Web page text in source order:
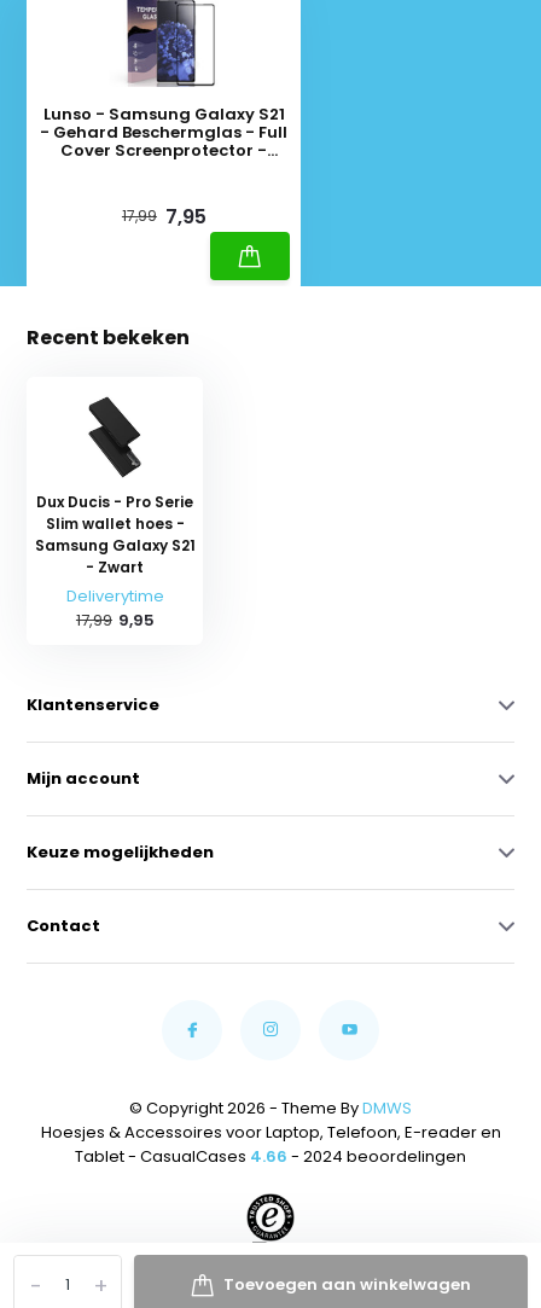
+
- Toevoegen aan winkelwagen
Lunso - Samsung Galaxy S21
- Gehard Beschermglas - Full
Cover Screenprotector -
17,99 7,95
Recent bekeken
Dux Ducis - Pro Serie
Slim wallet hoes -
Samsung Galaxy S21
- Zwart
Deliverytime
17,99 9,95
Klantenservice
Mijn account
Keuze mogelijkheden
Contact
© Copyright 2026 - Theme ByDMWS
Hoesjes & Accessoires voor Laptop, Telefoon, E-reader en
Tablet - CasualCases 4.66 - 2024 beoordelingen